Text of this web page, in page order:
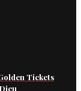
Tickets